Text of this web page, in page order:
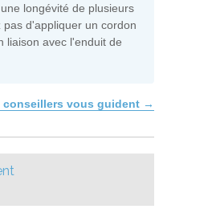
longévité de plusieurs
d'appliquer un cordon
liaison avec l'enduit de
conseillers vous guident →